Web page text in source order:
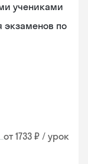
учениками
экзаменов по
от 1733 ₽ / урок